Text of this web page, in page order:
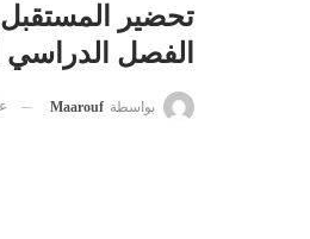
تحضير
الفصل الدراسي الاول
بواسطة Maarouf